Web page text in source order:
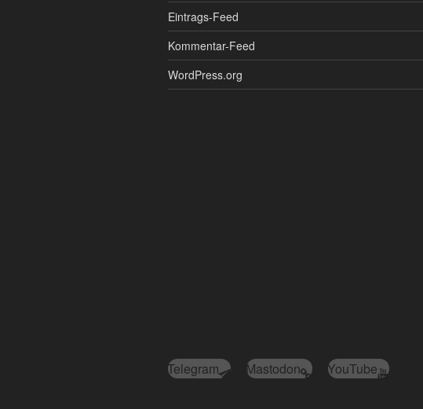
Eintrags-Feed
Kommentar-Feed
WordPress.org
Telegram Mastodon YouTube